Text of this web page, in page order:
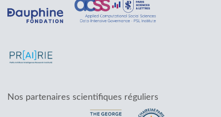
Nos partenaires scientifiques réguliers